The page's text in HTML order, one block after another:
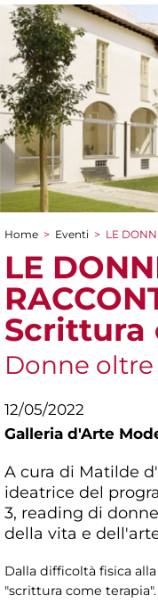
Tu sei qui
Home > Eventi > LE
LE
Scrittura
Donne
12/05/2022
Galleria d'Arte
A cura di Matilde
ideatrice del
3, reading di
della vita e
Dalla difficoltà fisica
"scrittura come terapia".